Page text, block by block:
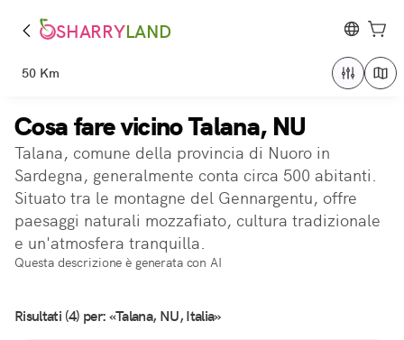
SHARRYLAND
50 Km
Cosa fare vicino Talana, NU
Talana, comune della provincia di Nuoro in
Sardegna, generalmente conta circa 500 abitanti.
Situato tra le montagne del Gennargentu, offre
paesaggi naturali mozzafiato, cultura tradizionale
e un'atmosfera tranquilla.
Questa descrizione è generata con AI
Risultati (4) per: «Talana, NU, Italia»